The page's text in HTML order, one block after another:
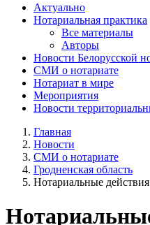
Актуально
Нотариальная практика
Все материалы
Авторы
Новости Белорусской
СМИ о нотариате
Нотариат в мире
Мероприятия
Новости
Главная
Новости
СМИ о нотариате
Гродненская область
Нотариальные